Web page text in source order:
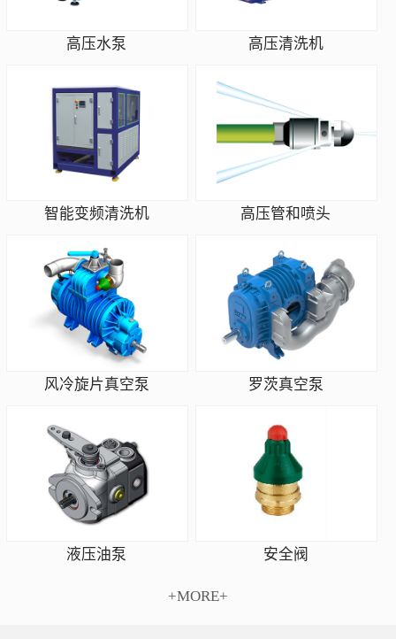
高压水泵 高压清洗机
智能变频清洗机 高压管和喷头
风冷旋片真空泵 罗茨真空泵
液压油泵 安全阀
+MORE+